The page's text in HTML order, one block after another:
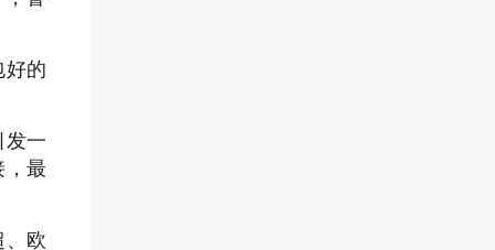
好的
发一
，最
欧